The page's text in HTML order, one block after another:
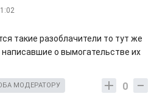
такие разоблачители то тут же
о вымогательстве их
0
МОДЕРАТОРУ